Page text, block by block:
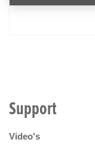
Support
Video's